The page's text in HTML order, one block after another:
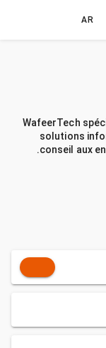
AR
WafeerTech
solutions
conseil aux